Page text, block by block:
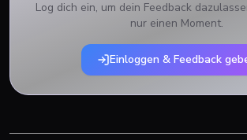
Log dich ein, um dein Feedback
nur einen Moment.
Einloggen & Feedback